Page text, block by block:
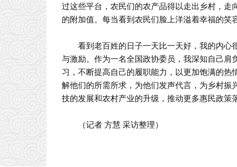
过这些平台，农民们的农产品得以走出乡村，
的附加值。每当看到农民们脸上洋溢着幸福的笑
看到老百姓的日子一天比一天好，我的内心
与激励。作为一名全国政协委员，我深知自己
习，不断提高自己的履职能力，以更加饱满的
解他们的所需所求，为他们发声代言，为乡村
技的发展和农村产业的升级，推动更多惠民政策
（记者 方慧 采访整理）